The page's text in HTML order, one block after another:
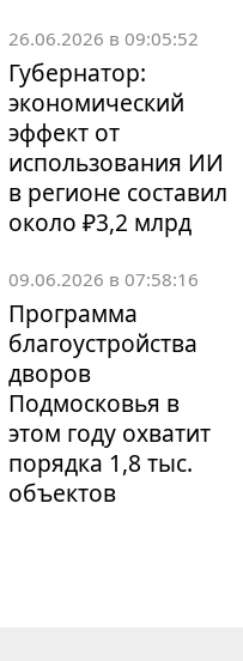
26.06.2026 в 09:05:52
Губернатор:
экономический
эффект от
использования ИИ
в регионе составил
около ₽3,2 млрд
09.06.2026 в 07:58:16
Программа
благоустройства
дворов
Подмосковья в
этом году охватит
порядка 1,8 тыс.
объектов